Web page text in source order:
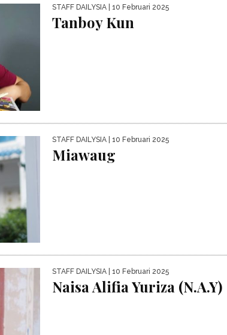
STAFF DAILYSIA | 10 Februari 2025
Tanboy Kun
STAFF DAILYSIA | 10 Februari 2025
Miawaug
STAFF DAILYSIA | 10 Februari 2025
Naisa Alifia Yuriza (N.A.Y)